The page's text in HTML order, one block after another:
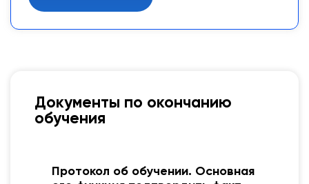
Документы по окончанию
обучения
Протокол об обучении. Основная